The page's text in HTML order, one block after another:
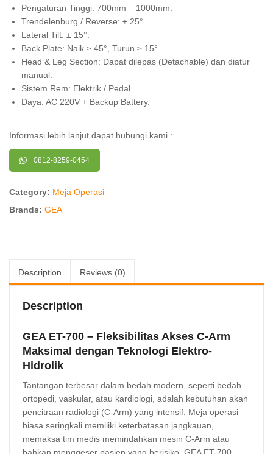
Pengaturan Tinggi: 700mm – 1000mm.
Trendelenburg / Reverse: ± 25°.
Lateral Tilt: ± 15°.
Back Plate: Naik ≥ 45°, Turun ≥ 15°.
Head & Leg Section: Dapat dilepas (Detachable) dan diatur
manual.
Sistem Rem: Elektrik / Pedal.
Daya: AC 220V + Backup Battery.
Informasi lebih lanjut dapat hubungi kami :
0812-8259-0454
Category: Meja Operasi
Brands: GEA
Description Reviews (0)
Description
GEA ET-700 – Fleksibilitas Akses C-Arm
Maksimal dengan Teknologi Elektro-
Hidrolik
Tantangan terbesar dalam bedah modern, seperti bedah
ortopedi, vaskular, atau kardiologi, adalah kebutuhan akan
pencitraan radiologi (C-Arm) yang intensif. Meja operasi
biasa seringkali memiliki keterbatasan jangkauan,
memaksa tim medis memindahkan mesin C-Arm atau